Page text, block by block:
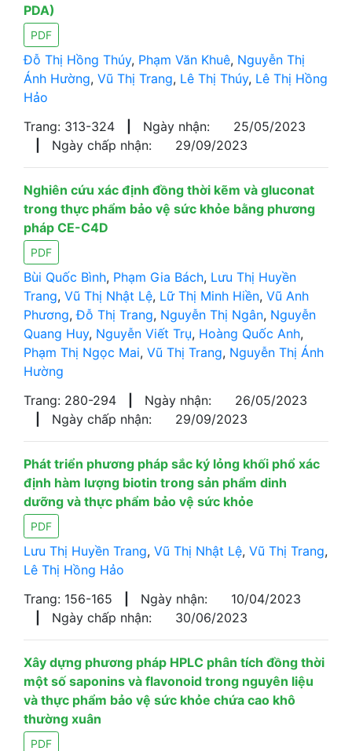
PDA)
PDF
Đỗ Thị Hồng Thúy, Phạm Văn Khuê, Nguyễn Thị
Ánh Hường, Vũ Thị Trang, Lê Thị Thúy, Lê Thị Hồng
Hảo
Trang: 313-324
Ngày nhận:
25/05/2023
Ngày chấp nhận: 29/09/2023
Nghiên cứu xác định đồng thời kẽm và gluconat
trong thực phẩm bảo vệ sức khỏe bằng phương
pháp CE-C4D
PDF
Bùi Quốc Bình, Phạm Gia Bách, Lưu Thị Huyền
Trang, Vũ Thị Nhật Lệ, Lữ Thị Minh Hiền, Vũ Anh
Phương,Đỗ Thị Trang, Nguyễn Thị Ngân, Nguyễn
Quang Huy, Nguyễn Viết Trụ, Hoàng Quốc Anh,
Phạm Thị Ngọc Mai, Vũ Thị Trang, Nguyễn Thị Ánh
Hường
Trang: 280-294
Ngày nhận:
26/05/2023
Ngày chấp nhận: 29/09/2023
Phát triển phương pháp sắc ký lỏng khối phổ xác
định hàm lượng biotin trong sản phẩm dinh
dưỡng và thực phẩm bảo vệ sức khỏe
PDF
Lưu Thị Huyền Trang, Vũ Thị Nhật Lệ, Vũ Thị Trang,
Lê Thị Hồng Hảo
Trang: 156-165
Ngày nhận:
10/04/2023
Ngày chấp nhận: 30/06/2023
Xây dựng phương pháp HPLC phân tích đồng thời
một số saponins và flavonoid trong nguyên liệu
và thực phẩm bảo vệ sức khỏe chứa cao khô
thường xuân
PDF